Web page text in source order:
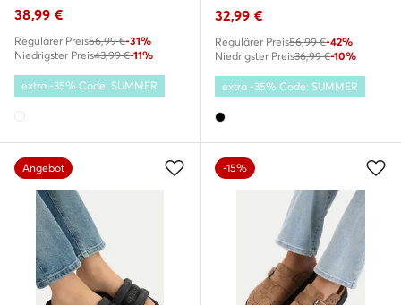
38,99 €
Regulärer Preis56,99 €-31%
Niedrigster Preis43,99 €-11%
extra -35% Code: SUMMER
32,99 €
Regulärer Preis56,99 €-42%
Niedrigster Preis36,99 €-10%
extra -35% Code: SUMMER
Angebot -15%